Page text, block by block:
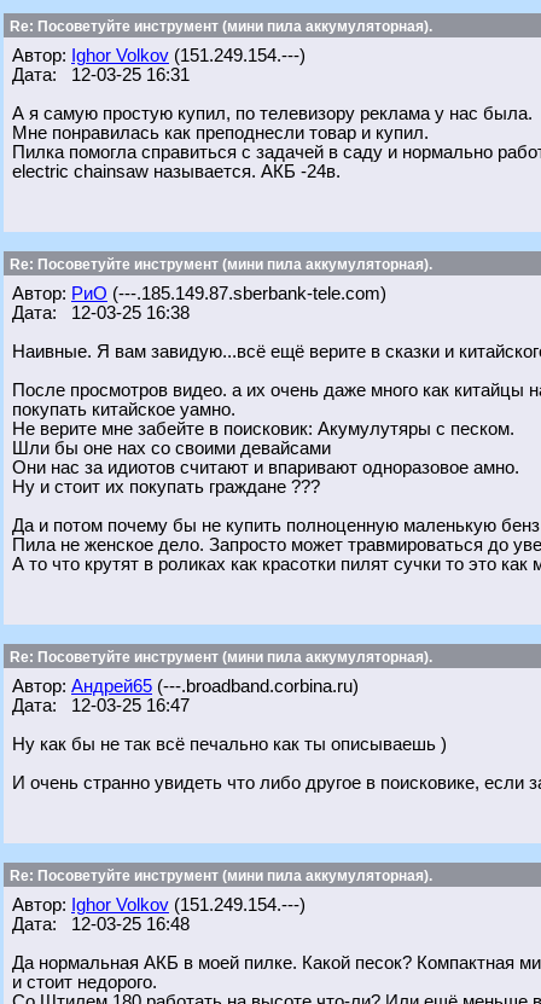
Re: Посоветуйте инструмент (мини пила аккумуляторная).
Автор: Ighor Volkov (151.249.154.---)
Дата: 12-03-25 16:31
А я самую простую купил, по телевизору реклама у нас была.
Мне понравилась как преподнесли товар и купил.
Пилка помогла справиться с задачей в саду и нормально
electric chainsaw называется. АКБ -24в.
Re: Посоветуйте инструмент (мини пила аккумуляторная).
Автор: РиО (---.185.149.87.sberbank-tele.com)
Дата: 12-03-25 16:38
Наивные. Я вам завидую...всё ещё верите в сказки и
После просмотров видео. а их очень даже много как китайцы
покупать китайское уамно.
Не верите мне забейте в поисковик: Акумулутяры с песком.
Шли бы оне нах со своими девайсами
Они нас за идиотов считают и впаривают одноразовое амно.
Ну и стоит их покупать граждане ???
Да и потом почему бы не купить полноценную маленькую
Пила не женское дело. Запросто может травмироваться до
А то что крутят в роликах как красотки пилят сучки то это
Re: Посоветуйте инструмент (мини пила аккумуляторная).
Автор: Андрей65 (---.broadband.corbina.ru)
Дата: 12-03-25 16:47
Ну как бы не так всё печально как ты описываешь )
И очень странно увидеть что либо другое в поисковике, если
Re: Посоветуйте инструмент (мини пила аккумуляторная).
Автор: Ighor Volkov (151.249.154.---)
Дата: 12-03-25 16:48
Да нормальная АКБ в моей пилке. Какой песок? Компактная
и стоит недорого.